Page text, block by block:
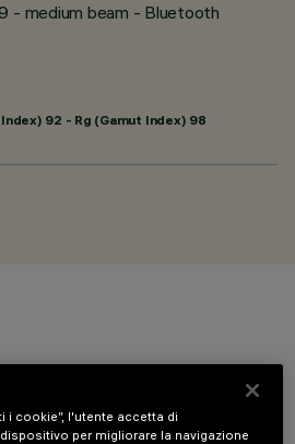
- medium beam - Bluetooth
92 - Rg (Gamut Index) 98
i cookie”, l'utente accetta di
per migliorare la navigazione